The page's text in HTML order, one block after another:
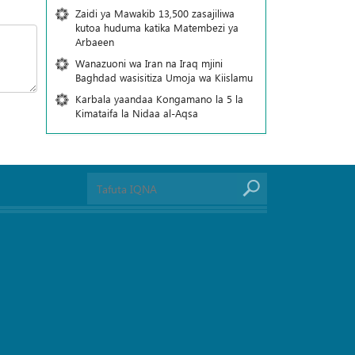
Zaidi ya Mawakib 13,500 zasajiliwa
kutoa huduma katika Matembezi ya
Arbaeen
Wanazuoni wa Iran na Iraq mjini
Baghdad wasisitiza Umoja wa Kiislamu
Karbala yaandaa Kongamano la 5 la
Kimataifa la Nidaa al-Aqsa